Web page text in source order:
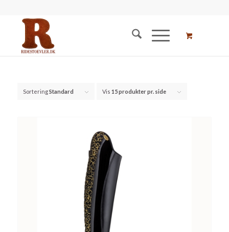
SorteringStandard Vis 15 produkter pr. side